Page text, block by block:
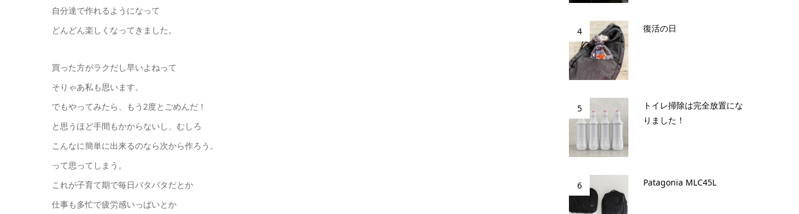
自分達で作れるようになって
どんどん楽しくなってきました。
買った方がラクだし早いよねって
そりゃあ私も思います。
でもやってみたら、もう2度とごめんだ！
と思うほど手間もかからないし、むしろ
こんなに簡単に出来るのなら次から作ろう。
って思ってしまう。
これが子育て期で毎日バタバタだとか
仕事も多忙で疲労感いっぱいとか
4 復活の日
5
トイレ掃除は完全放置にな
りました！
6 Patagonia MLC45L